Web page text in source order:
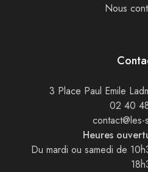
Nous
3 Place Paul Emile
02 40
Heures
Du mardi ou samedi de